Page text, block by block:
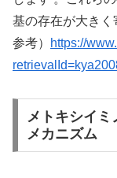
基の存在が大きく
参考）
https://
メトキシイミ
メカニズム